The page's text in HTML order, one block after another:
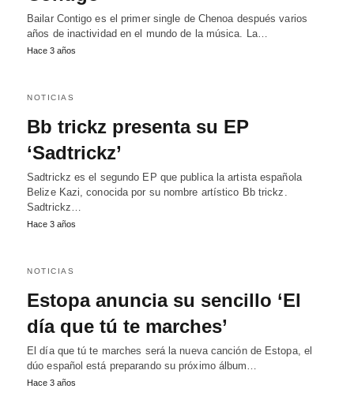
Bailar Contigo es el primer single de Chenoa después varios
años de inactividad en el mundo de la música. La…
Hace 3 años
NOTICIAS
Bb trickz presenta su EP
‘Sadtrickz’
Sadtrickz es el segundo EP que publica la artista española
Belize Kazi, conocida por su nombre artístico Bb trickz.
Sadtrickz…
Hace 3 años
NOTICIAS
Estopa anuncia su sencillo ‘El
día que tú te marches’
El día que tú te marches será la nueva canción de Estopa, el
dúo español está preparando su próximo álbum…
Hace 3 años